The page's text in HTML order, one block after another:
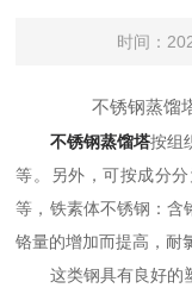
时间：
不锈钢蒸馏塔
不锈钢蒸馏塔按组
等。另外，可按成分
等，铁素体不锈钢：含
铬量的增加而提高，耐
这类钢具有良好的塑